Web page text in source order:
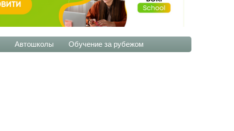
Автошколы Обучение за рубежом